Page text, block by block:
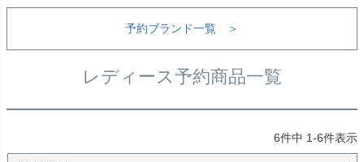
予約ブランド一覧 ＞
レディース予約商品一覧
6件中 1-6件表示